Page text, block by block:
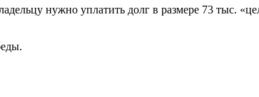
нужно уплатить долг в размере 73 тыс.